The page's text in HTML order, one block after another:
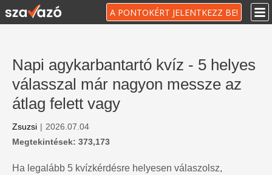
A PONTOKÉRT JELENTKEZZ BE!
Napi agykarbantartó kvíz - 5 helyes
válasszal már nagyon messze az
átlag felett vagy
Zsuzsi | 2026.07.04
Megtekintések: 373,173
Ha legalább 5 kvízkérdésre helyesen válaszolsz,